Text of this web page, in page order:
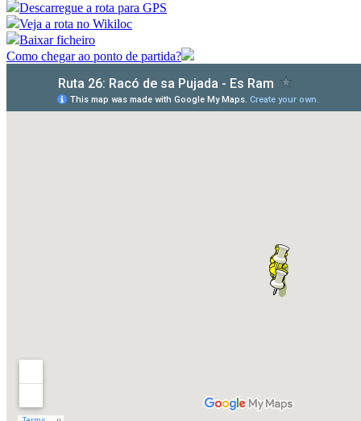
Descarregue a rota para GPS
Veja a rota no Wikiloc
Baixar ficheiro
Como chegar ao ponto de partida?